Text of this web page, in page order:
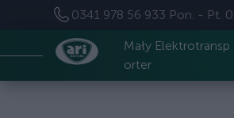
0341 978 56 933 Pon. - Pt.
Mały Elektrotransp
orter